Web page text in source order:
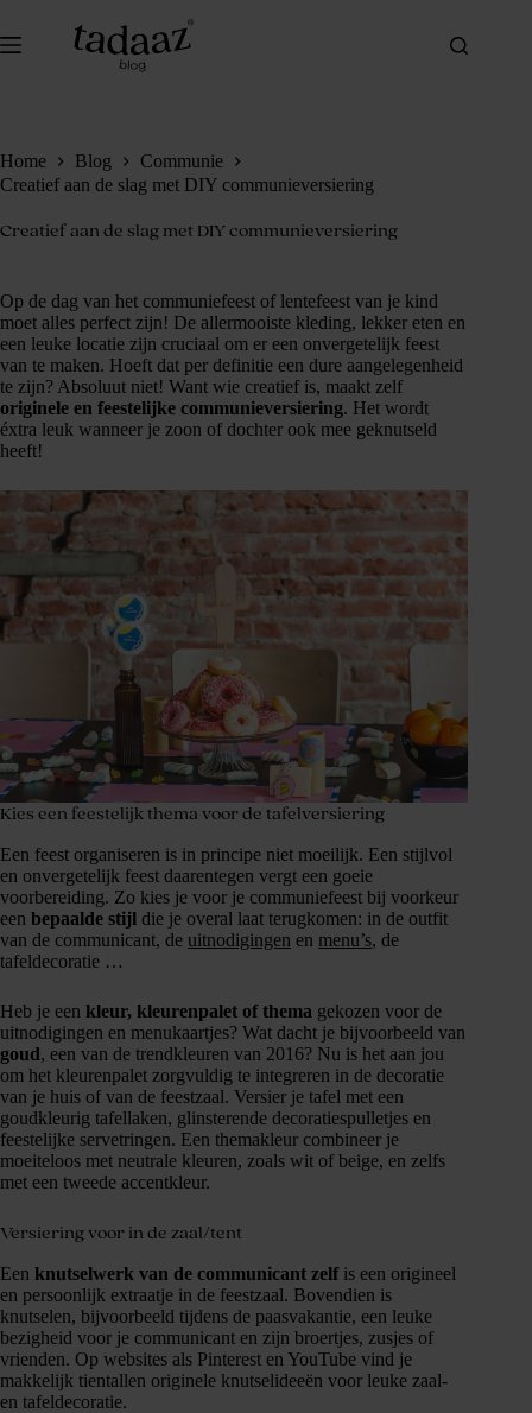
de
Home Blog
Communie
Creatief aan de slag met DIY communieversiering
Creatief aan de slag met DIY communieversiering
Op de dag van het communiefeest of lentefeest van je kind
moet alles perfect zijn! De allermooiste kleding, lekker eten en
een leuke locatie zijn cruciaal om er een onvergetelijk feest
van te maken. Hoeft dat per definitie een dure aangelegenheid
te zijn? Absoluut niet! Want wie creatief is, maakt zelf
originele en feestelijke communieversiering. Het wordt
éxtra leuk wanneer je zoon of dochter ook mee geknutseld
heeft!
Kies een feestelijk thema voor de tafelversiering
Een feest organiseren is in principe niet moeilijk. Een stijlvol
en onvergetelijk feest daarentegen vergt een goeie
voorbereiding. Zo kies je voor je communiefeest bij voorkeur
een bepaalde stijl die je overal laat terugkomen: in de outfit
van de communicant, de uitnodigingen en menu’s, de
tafeldecoratie …
Heb je een kleur, kleurenpalet of thema gekozen voor de
uitnodigingen en menukaartjes? Wat dacht je bijvoorbeeld van
goud, een van de trendkleuren van 2016? Nu is het aan jou
om het kleurenpalet zorgvuldig te integreren in de decoratie
van je huis of van de feestzaal. Versier je tafel met een
goudkleurig tafellaken, glinsterende decoratiespulletjes en
feestelijke servetringen. Een themakleur combineer je
moeiteloos met neutrale kleuren, zoals wit of beige, en zelfs
met een tweede accentkleur.
Versiering voor in de zaal/tent
Een knutselwerk van de communicant zelf is een origineel
en persoonlijk extraatje in de feestzaal. Bovendien is
knutselen, bijvoorbeeld tijdens de paasvakantie, een leuke
bezigheid voor je communicant en zijn broertjes, zusjes of
vrienden. Op websites als Pinterest en YouTube vind je
makkelijk tientallen originele knutselideeën voor leuke zaal-
en tafeldecoratie.